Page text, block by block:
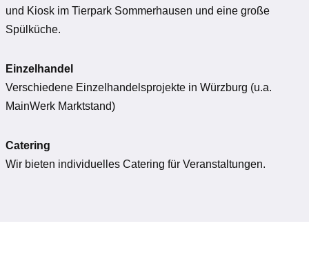
und Kiosk im Tierpark Sommerhausen und eine große
Spülküche.
Einzelhandel
Verschiedene Einzelhandelsprojekte in Würzburg (u.a.
MainWerk Marktstand)
Catering
Wir bieten individuelles Catering für Veranstaltungen.